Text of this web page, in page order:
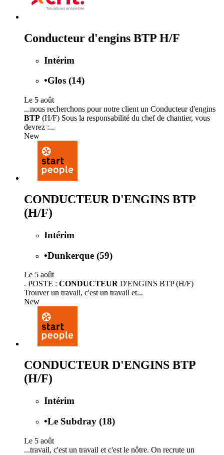
Conducteur d'engins BTP H/F
Intérim
•Glos (14)
Le 5 août
...nous recherchons pour notre client un Conducteur d'engins
BTP (H/F) Sous la responsabilité du chef de chantier, vous
devrez :...
New
CONDUCTEUR D'ENGINS BTP
(H/F)
Intérim
•Dunkerque (59)
Le 5 août
. POSTE : CONDUCTEUR D'ENGINS BTP (H/F)
Trouver un travail, c'est un travail et...
New
CONDUCTEUR D'ENGINS BTP
(H/F)
Intérim
•Le Subdray (18)
Le 5 août
...travail, c'est un travail et c'est le nôtre. On recrute un